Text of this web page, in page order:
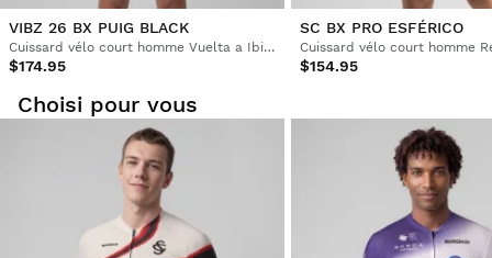
VIBZ 26 BX PUIG BLACK
Cuissard vélo court homme Vuelta a Ibiza MTB x Siroko
$174.95
SC BX PRO ESFÉRICO
$154.95
Choisi pour vous